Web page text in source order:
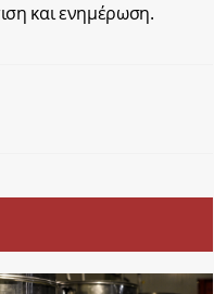
και ενημέρωση.